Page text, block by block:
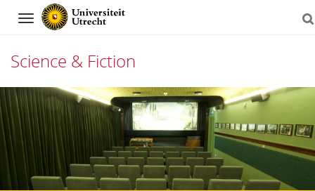
Navigation
Science & Fiction
Direct
naar
het
inhoud